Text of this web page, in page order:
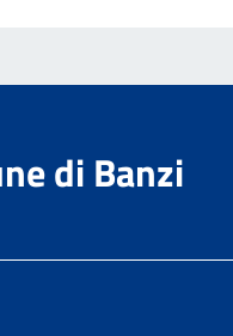
di Banzi